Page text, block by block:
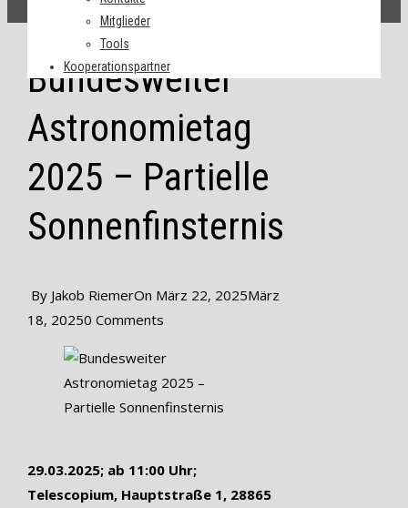
Mitglieder
Tools
Kooperationspartner
Bundesweiter
Astronomietag
2025 – Partielle
Sonnenfinsternis
By Jakob RiemerOn März 22, 2025März
18, 20250 Comments
29.03.2025; ab 11:00 Uhr;
Telescopium, Hauptstraße 1, 28865